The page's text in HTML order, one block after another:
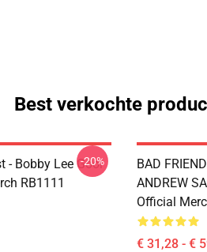
Best verkochte
- Bobby Lee Gooi
RB1111
-20%
BAD
ANDREW
Official
€ 31,28 - €